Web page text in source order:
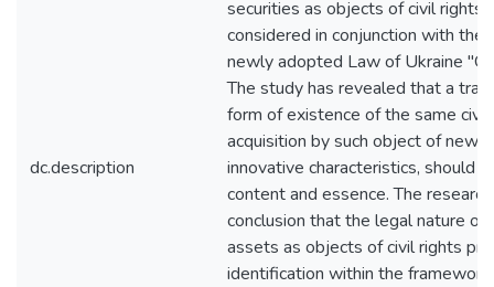
dc.description
securities as objects of civil rights,
considered in conjunction with the
newly adopted Law of Ukraine
The study has revealed that a
form of existence of the same
acquisition by such object of new,
innovative characteristics, should
content and essence. The
conclusion that the legal nature of
assets as objects of civil rights
identification within the